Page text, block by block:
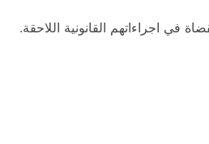
في اجراءاتهم القانونية اللاحقة.